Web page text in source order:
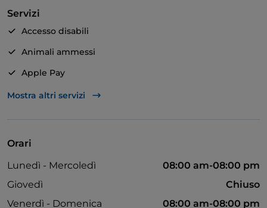
Servizi
Accesso disabili
Animali ammessi
Apple Pay
Asporto
Tavoli all'aperto
Mostra altri servizi
Orari
Lunedì - Mercoledì
08:00 am-08:00 pm
Giovedì
Chiuso
Venerdì - Domenica
08:00 am-08:00 pm